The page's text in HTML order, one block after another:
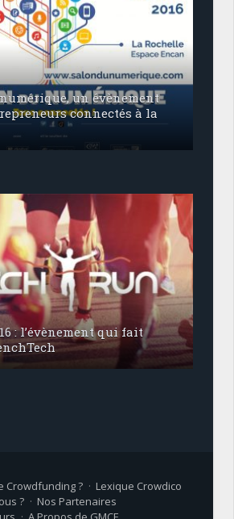
un évènement
connectés à la
: l’évènement qui fait
Crowdfunding ?
Lexique Crowdico
?
Nos Partenaires